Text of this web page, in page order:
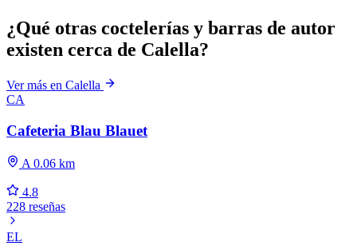
¿Qué otras coctelerías y barras de autor
existen cerca de Calella?
Ver más en Calella
CA
Cafeteria Blau Blauet
A 0.06 km
4.8
228 reseñas
EL